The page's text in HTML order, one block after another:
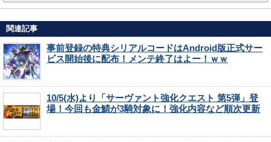
関連記事
事前登録の特典シリアルコードはAndroid版正式サー
ビス開始後に配布！メンテ終了はよー！ｗｗ
10/5(水)より「サーヴァント強化クエスト 第5弾」登
場！今回も金鯖が3騎対象に！強化内容など順次更新